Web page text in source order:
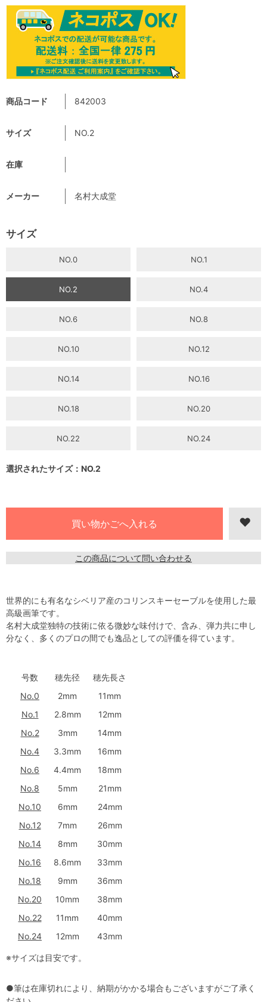
商品コード 842003
サイズ NO.2
在庫
メーカー 名村大成堂
サイズ
NO.0 NO.1
NO.2 NO.4
NO.6 NO.8
NO.10 NO.12
NO.14 NO.16
NO.18 NO.20
NO.22 NO.24
選択されたサイズ：NO.2
この商品について問い合わせる
世界的にも有名なシベリア産のコリンスキーセーブルを使用した最
高級画筆です。
名村大成堂独特の技術に依る微妙な味付けで、含み、弾力共に申し
分なく、多くのプロの間でも逸品としての評価を得ています。
号数 穂先径
穂先長さ
No.0
2mm
11mm
No.1
2.8mm
12mm
No.2
3mm
14mm
No.4
3.3mm
16mm
No.6
4.4mm
18mm
No.8
5mm
21mm
No.10
6mm
24mm
No.12
7mm
26mm
No.14
8mm
30mm
No.16
8.6mm
33mm
No.18
9mm
36mm
No.20
10mm
38mm
No.22
11mm
40mm
No.24
12mm 43mm
※サイズは目安です。
●筆は在庫切れにより、納期がかかる場合もございますがご了承く